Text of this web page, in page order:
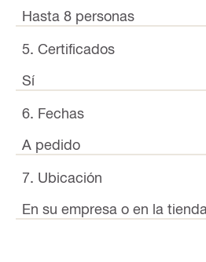
Hasta 8 personas
5. Certificados
Sí
6. Fechas
A pedido
7. Ubicación
En su empresa o en la